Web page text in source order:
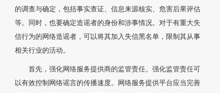
的调查与确定，包括事实查证、信息来源核实、危害后果评估
等。同时，也要确定造谣者的身份和涉事情况。对于有重大失
信行为的网络造谣者，可以将其加入失信黑名单，限制其从事
相关行业的活动。
首先，强化网络服务提供商的监管责任。强化监管责任可
以有效控制网络谣言的传播速度。网络服务提供平台应当完善